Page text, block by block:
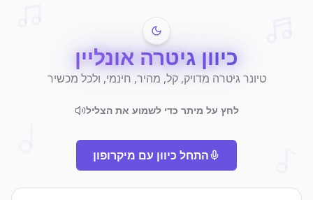
כיוון גיטרה אונליין
טיונר גיטרה מדויק, קל, מהיר, חינמי, ולכל מכשיר
לחץ על מיתר כדי לשמוע את הצליל
התחל כיוון עם מיקרופון